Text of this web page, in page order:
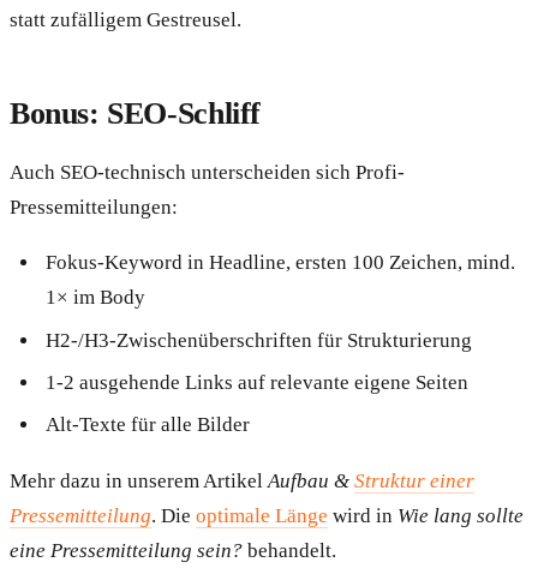
statt zufälligem Gestreusel.
Bonus: SEO-Schliff
Auch SEO-technisch unterscheiden sich Profi-
Pressemitteilungen:
Fokus-Keyword in Headline, ersten 100 Zeichen, mind.
1× im Body
H2-/H3-Zwischenüberschriften für Strukturierung
1-2 ausgehende Links auf relevante eigene Seiten
Alt-Texte für alle Bilder
Mehr dazu in unserem ArtikelAufbau & Struktur einer
Pressemitteilung. Die optimale Länge wird in Wie lang sollte
eine Pressemitteilung sein? behandelt.